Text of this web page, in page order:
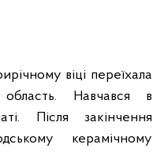
віці переїхала
Навчався в
Після закінчення
керамічному